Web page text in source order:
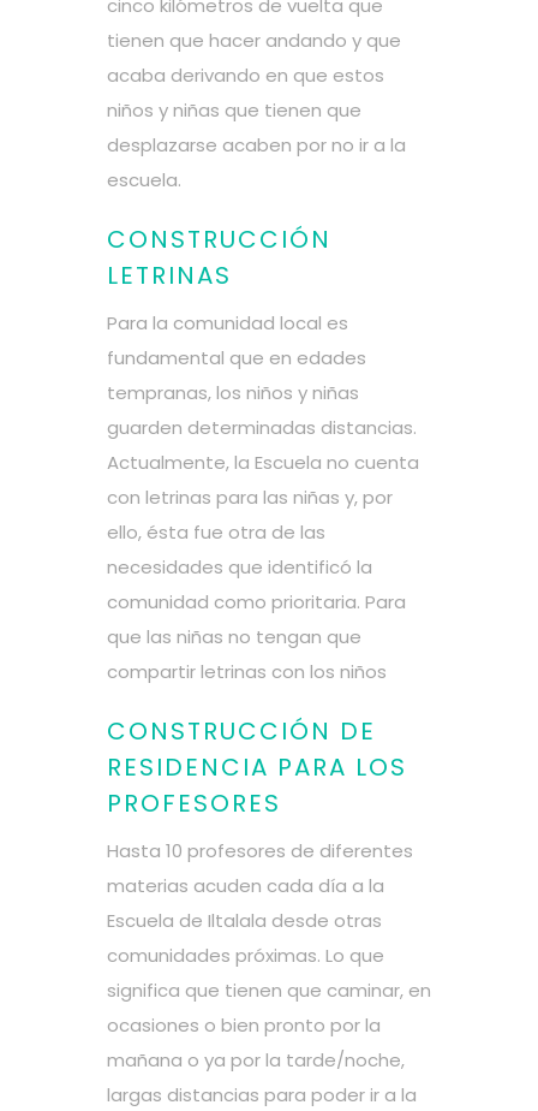
cinco kilómetros de vuelta que
tienen que hacer andando y que
acaba derivando en que estos
niños y niñas que tienen que
desplazarse acaben por no ir a la
escuela.
CONSTRUCCIÓN
LETRINAS
Para la comunidad local es
fundamental que en edades
tempranas, los niños y niñas
guarden determinadas distancias.
Actualmente, la Escuela no cuenta
con letrinas para las niñas y, por
ello, ésta fue otra de las
necesidades que identificó la
comunidad como prioritaria. Para
que las niñas no tengan que
compartir letrinas con los niños
CONSTRUCCIÓN DE
RESIDENCIA PARA LOS
PROFESORES
Hasta 10 profesores de diferentes
materias acuden cada día a la
Escuela de Iltalala desde otras
comunidades próximas. Lo que
significa que tienen que caminar, en
ocasiones o bien pronto por la
mañana o ya por la tarde/noche,
largas distancias para poder ir a la